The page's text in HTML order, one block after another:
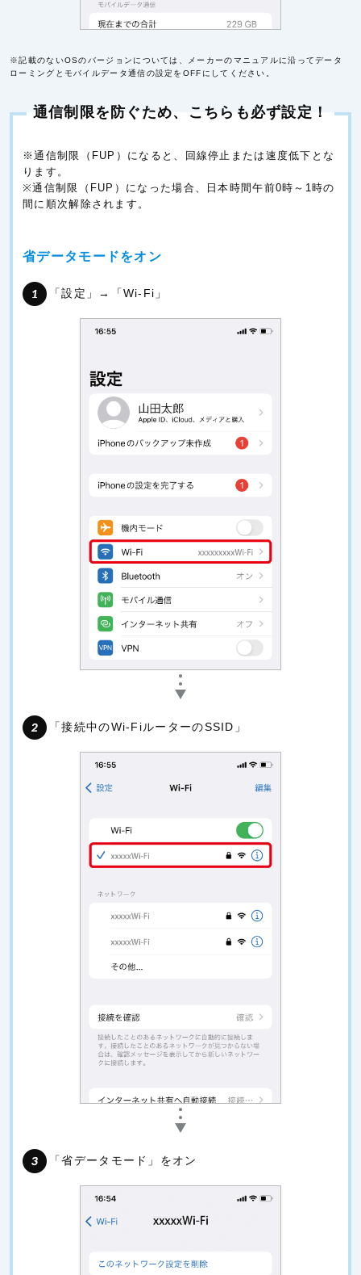
※記載のないOSのバージョンについては、メーカーのマニュアルに沿ってデータ
ローミングとモバイルデータ通信の設定をOFFにしてください。
通信制限を防ぐため、こちらも必ず設定！
※通信制限（FUP）になると、回線停止または速度低下とな
ります。
※通信制限（FUP）になった場合、日本時間午前0時～1時の
間に順次解除されます。
省データモードをオン
「設定」→「Wi-Fi」
「接続中のWi-FiルーターのSSID」
「省データモード」をオン